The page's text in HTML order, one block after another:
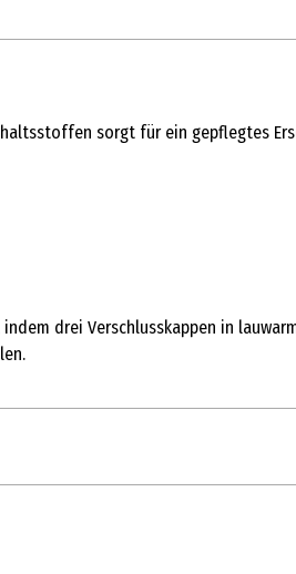
sorgt für ein gepflegtes
drei Verschlusskappen in